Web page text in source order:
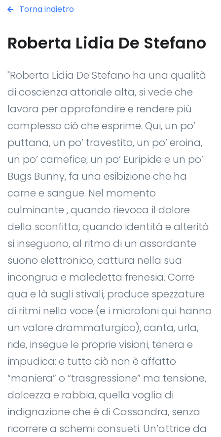
Torna indietro
Roberta Lidia De Stefano
"Roberta Lidia De Stefano ha una qualità
di coscienza attoriale alta, si vede che
lavora per approfondire e rendere più
complesso ciò che esprime. Qui, un po’
puttana, un po’ travestito, un po’ eroina,
un po’ carnefice, un po’ Euripide e un po’
Bugs Bunny, fa una esibizione che ha
carne e sangue. Nel momento
culminante , quando rievoca il dolore
della sconfitta, quando identità e alterità
si inseguono, al ritmo di un assordante
suono elettronico, cattura nella sua
incongrua e maledetta frenesia. Corre
qua e là sugli stivali, produce spezzature
di ritmi nella voce (e i microfoni qui hanno
un valore drammaturgico), canta, urla,
ride, insegue le proprie visioni, tenera e
impudica: e tutto ciò non è affatto
“maniera” o “trasgressione” ma tensione,
dolcezza e rabbia, quella voglia di
indignazione che è di Cassandra, senza
ricorrere a schemi consueti. Un’attrice da